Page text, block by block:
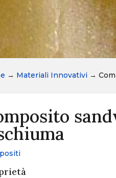
→ Materiali Innovativi →